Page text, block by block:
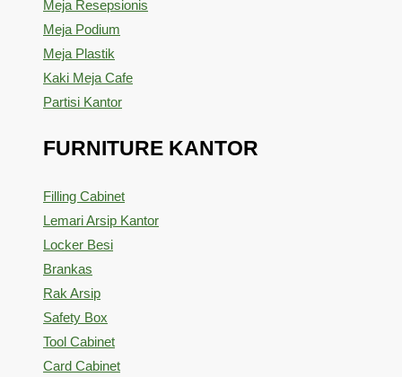
Meja Resepsionis
Meja Podium
Meja Plastik
Kaki Meja Cafe
Partisi Kantor
FURNITURE KANTOR
Filling Cabinet
Lemari Arsip Kantor
Locker Besi
Brankas
Rak Arsip
Safety Box
Tool Cabinet
Card Cabinet